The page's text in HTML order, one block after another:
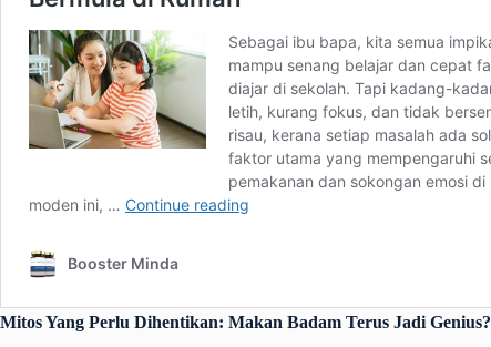
Mitos Yang Perlu Dihentikan: Makan Badam Terus Jadi Genius?